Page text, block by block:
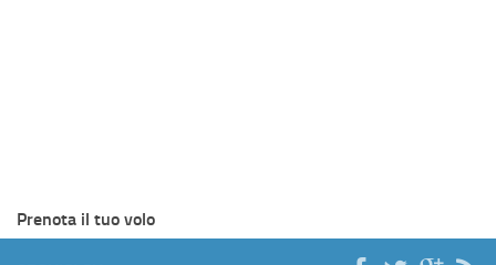
Prenota il tuo volo